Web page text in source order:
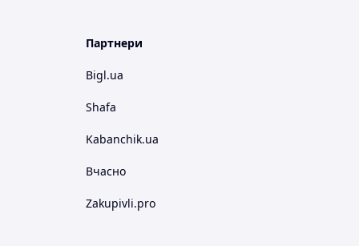
Партнери
Bigl.ua
Shafa
Kabanchik.ua
Вчасно
Zakupivli.pro